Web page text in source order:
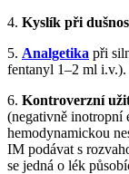
4. Kyslík při
5. Analgetika při
fentanyl 1–2 ml i.v.).
6. Kontroverzní
(negativně inotropní
hemodynamickou
IM podávat s
se jedná o lék